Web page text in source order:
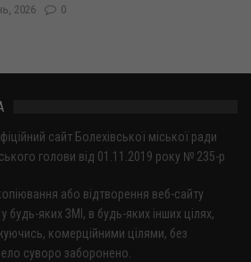
2026 0
сайт Болехівської міської ради
голови від 01.11.2019 року № 235-р
або відтворення веб-сайту
будь-яких ЗМІ, в будь-яких інших цілях,
комерційними цілями, без
суворо заборонено.